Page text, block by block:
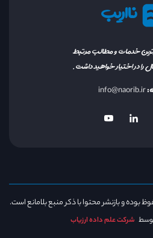
نااریب
خدمات و مطالب مرتبط
را در اختیار خواهید داشت.
info@naorib.ir
بوده و بازنشر محتوا با ذکر منبع بلامانع است.
شرکت علم داده ارزیاب